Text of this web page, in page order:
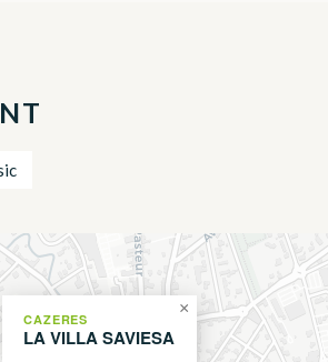
CAZERES
LA VILLA SAVIESA
×